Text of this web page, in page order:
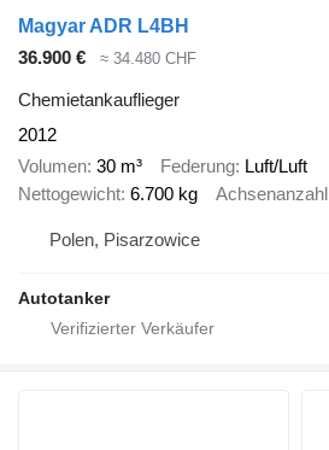
Magyar ADR L4BH
36.900 €
≈ 34.480 CHF
Chemietankauflieger
2012
Volumen 30 m³ Federung Luft/Luft
Nettogewicht 6.700 kg Achsenanzahl
Polen, Pisarzowice
Autotanker